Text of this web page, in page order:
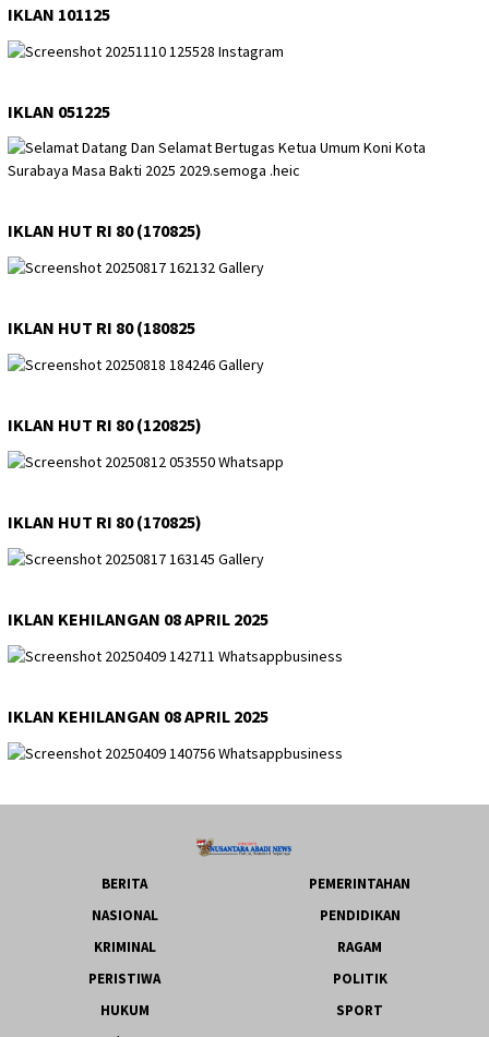
IKLAN 101125
IKLAN 051225
IKLAN HUT RI 80 (170825)
IKLAN HUT RI 80 (180825
IKLAN HUT RI 80 (120825)
IKLAN HUT RI 80 (170825)
IKLAN KEHILANGAN 08 APRIL 2025
IKLAN KEHILANGAN 08 APRIL 2025
BERITA
PEMERINTAHAN
NASIONAL
PENDIDIKAN
KRIMINAL
RAGAM
PERISTIWA
POLITIK
HUKUM
SPORT